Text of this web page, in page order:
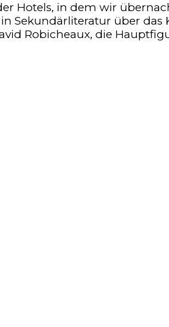
Hotels, in dem wir
Sekundärliteratur über das
Robicheaux, die